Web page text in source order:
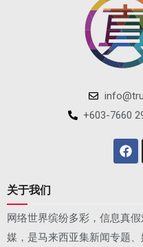
+603-7660
关于我们
网络世界缤纷多彩，信息真
媒，是马来西亚集新闻专题